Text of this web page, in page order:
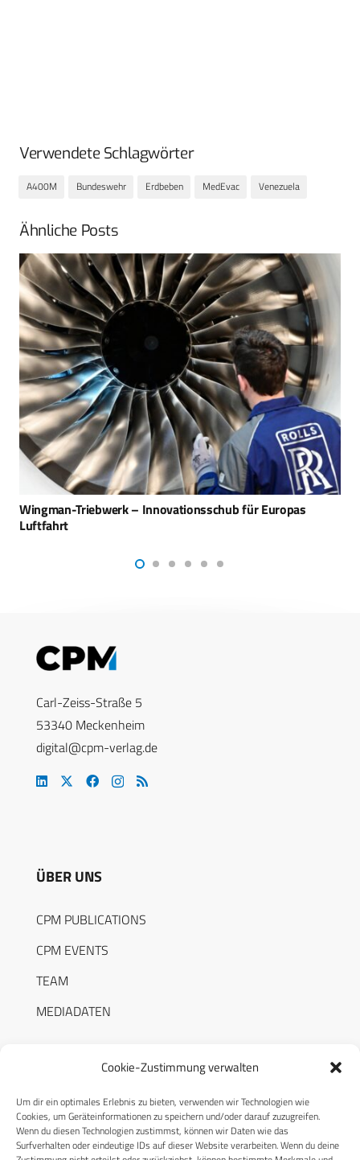
Cookie-Zustimmung verwalten
Um dir ein optimales Erlebnis zu bieten, verwenden wir Technologien wie
Cookies, um Geräteinformationen zu speichern und/oder darauf zuzugreifen.
Wenn du diesen Technologien zustimmst, können wir Daten wie das
Surfverhalten oder eindeutige IDs auf dieser Website verarbeiten. Wenn du deine
Verwendete Schlagwörter
A400M Bundeswehr Erdbeben MedEvac Venezuela
Ähnliche Posts
Taktische Kommunikation: Rheinmetall gewinnt
Rahmenvertrag über Sprechsätze
Carl-Zeiss-Straße 5
53340 Meckenheim
digital@cpm-verlag.de
ÜBER UNS
CPM PUBLICATIONS
CPM EVENTS
TEAM
MEDIADATEN
RECHTLICHES
Datenschutzerklärung